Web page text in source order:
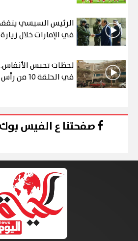
الرئيس السيسي
في الإمارات خلال
لحظات تحبس
في الحلقة 10 من رأس الأفعى
صفحتنا ع الفيس بوك